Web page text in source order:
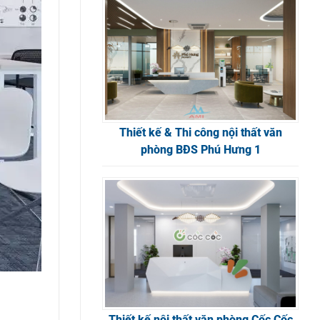
Thiết kế & Thi công nội thất văn
phòng BĐS Phú Hưng 1